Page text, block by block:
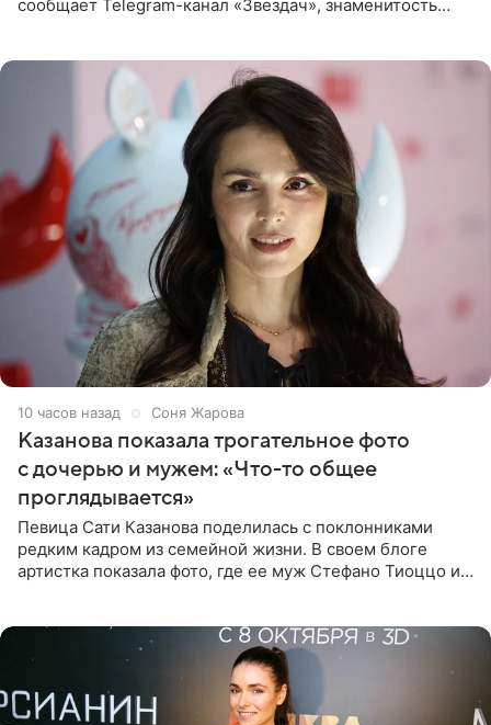
сообщает Telegram-канал «Звездач», знаменитость
10 часов назад Соня Жарова
Казанова показала трогательное фото
с дочерью и мужем: «Что-то общее
проглядывается»
Певица Сати Казанова поделилась с поклонниками
редким кадром из семейной жизни. В своем блоге
артистка показала фото, где ее муж Стефано Тиоццо и